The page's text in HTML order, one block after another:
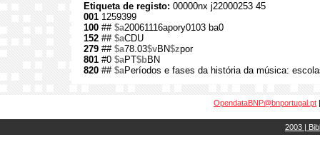
Etiqueta de registo: 00000nx j22000253 45
001 1259399
100 ## $a20061116apory0103 ba0
152 ## $aCDU
279 ## $a78.03$vBN$zpor
801 #0 $aPT$bBN
820 ## $aPeríodos e fases da história da música:
OpendataBNP@bnportugal.pt
2003 |